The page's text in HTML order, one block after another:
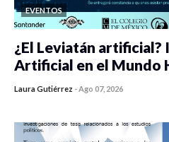
EVENTOS
¿El Leviatán artificial?
Artificial en el Mundo
Laura Gutiérrez -Ago 07, 2026